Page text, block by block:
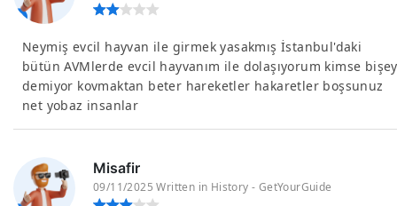
Neymiş evcil hayvan ile girmek yasakmış İstanbul'daki
bütün AVMlerde evcil hayvanım ile dolaşıyorum kimse bişey
demiyor kovmaktan beter hareketler hakaretler boşsunuz
net yobaz insanlar
Misafir
09/11/2025 Written in History - GetYourGuide